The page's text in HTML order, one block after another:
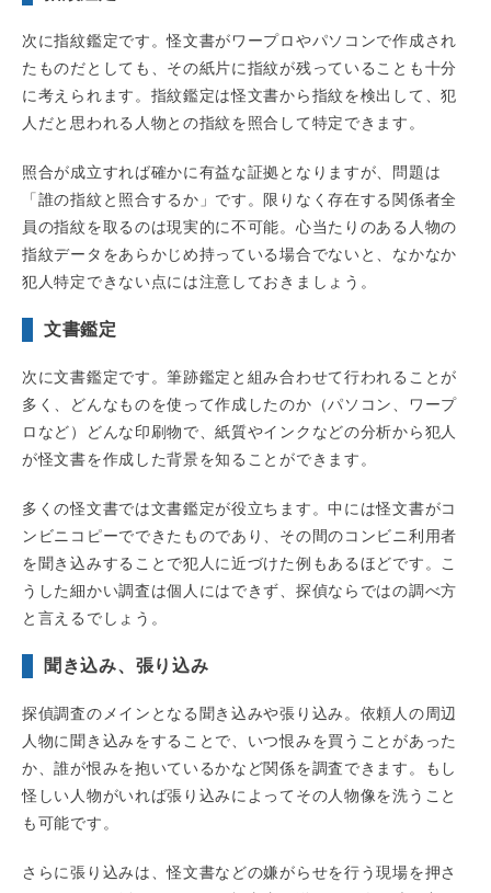
次に指紋鑑定です。怪文書がワープロやパソコンで作成され
たものだとしても、その紙片に指紋が残っていることも十分
に考えられます。指紋鑑定は怪文書から指紋を検出して、犯
人だと思われる人物との指紋を照合して特定できます。
照合が成立すれば確かに有益な証拠となりますが、問題は
「誰の指紋と照合するか」です。限りなく存在する関係者全
員の指紋を取るのは現実的に不可能。心当たりのある人物の
指紋データをあらかじめ持っている場合でないと、なかなか
犯人特定できない点には注意しておきましょう。
文書鑑定
次に文書鑑定です。筆跡鑑定と組み合わせて行われることが
多く、どんなものを使って作成したのか（パソコン、ワープ
ロなど）どんな印刷物で、紙質やインクなどの分析から犯人
が怪文書を作成した背景を知ることができます。
多くの怪文書では文書鑑定が役立ちます。中には怪文書がコ
ンビニコピーでできたものであり、その間のコンビニ利用者
を聞き込みすることで犯人に近づけた例もあるほどです。こ
うした細かい調査は個人にはできず、探偵ならではの調べ方
と言えるでしょう。
聞き込み、張り込み
探偵調査のメインとなる聞き込みや張り込み。依頼人の周辺
人物に聞き込みをすることで、いつ恨みを買うことがあった
か、誰が恨みを抱いているかなど関係を調査できます。もし
怪しい人物がいれば張り込みによってその人物像を洗うこと
も可能です。
さらに張り込みは、怪文書などの嫌がらせを行う現場を押さ